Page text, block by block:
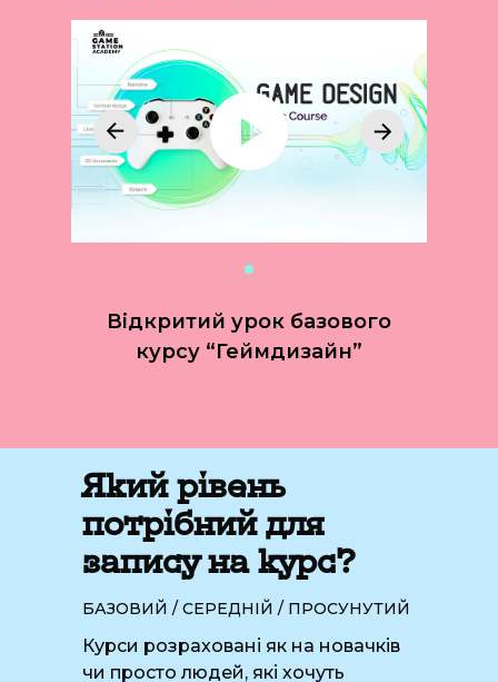
Відкритий урок базового
курсу “Геймдизайн”
БАЗОВИЙ / СЕРЕДНІЙ / ПРОСУНУТИЙ
Курси розраховані як на новачків
чи просто людей, які хочуть
Який рівень
потрібний для
запису на курс?